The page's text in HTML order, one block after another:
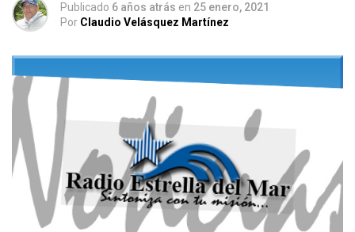
Publicado 6 años atrás en 25 enero, 2021
Por Claudio Velásquez Martínez